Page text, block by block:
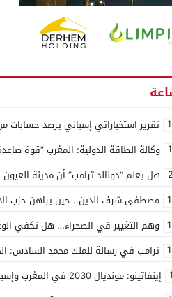
تقرير استخباراتي إسباني يرصد حسابات من الجزائر وأرقاما بـ”213+” ضمن حملة
وكالة الطاقة الدولية: المغرب “قوة
هل يعلم “دونالد ترامب” أن مدينة العيون
مصطفى شرف الدين.. حين يراهن حزب
وهم التغيير في الصحراء… هل تكفي
ترامب في رسالة للملك محمد السادس:
إينفاتينو: مونديال 2030 في المغرب وإسبانيا والبرتغال سيكون “الأجمل في التاريخ”